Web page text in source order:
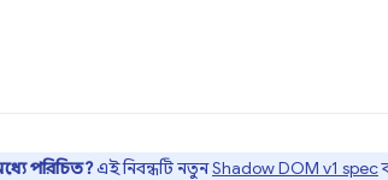
পরিচিত?এই নিবন্ধটি নতুনShadow DOM v1 spec